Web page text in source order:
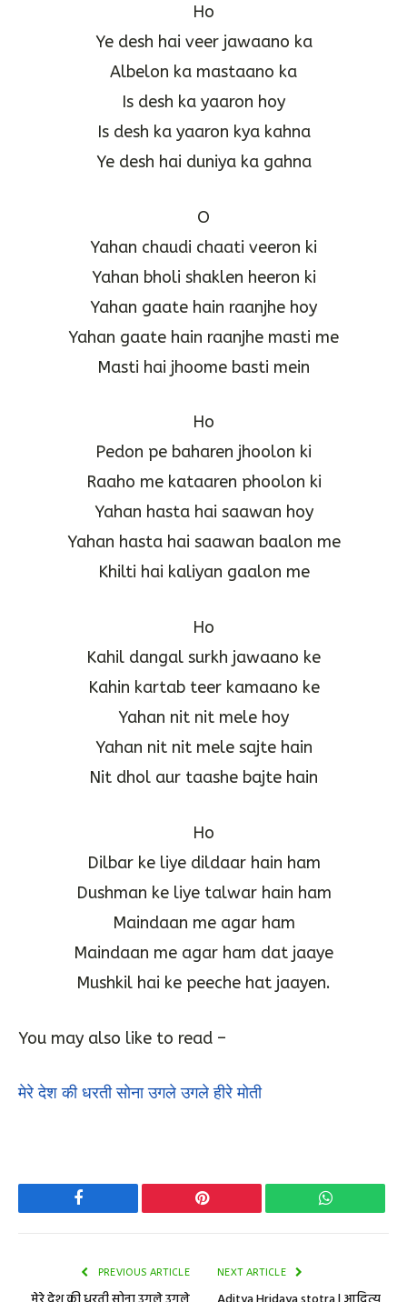
Ho
Ye desh hai veer jawaano ka
Albelon ka mastaano ka
Is desh ka yaaron hoy
Is desh ka yaaron kya kahna
Ye desh hai duniya ka gahna
O
Yahan chaudi chaati veeron ki
Yahan bholi shaklen heeron ki
Yahan gaate hain raanjhe hoy
Yahan gaate hain raanjhe masti me
Masti hai jhoome basti mein
Ho
Pedon pe baharen jhoolon ki
Raaho me kataaren phoolon ki
Yahan hasta hai saawan hoy
Yahan hasta hai saawan baalon me
Khilti hai kaliyan gaalon me
Ho
Kahil dangal surkh jawaano ke
Kahin kartab teer kamaano ke
Yahan nit nit mele hoy
Yahan nit nit mele sajte hain
Nit dhol aur taashe bajte hain
Ho
Dilbar ke liye dildaar hain ham
Dushman ke liye talwar hain ham
Maindaan me agar ham
Maindaan me agar ham dat jaaye
Mushkil hai ke peeche hat jaayen.
You may also like to read –
मेरे देश की धरती सोना उगले उगले हीरे मोती
Facebook Pinterest WhatsApp
PREVIOUS ARTICLE NEXT ARTICLE